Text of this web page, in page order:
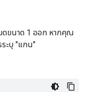
ดขนาด 1 ออก หากคุณ
ะบุ "แกน"